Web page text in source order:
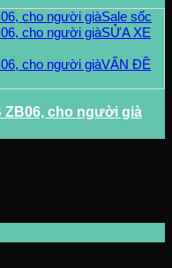
Sale sốc
SỬA XE
VẤN ĐỀ